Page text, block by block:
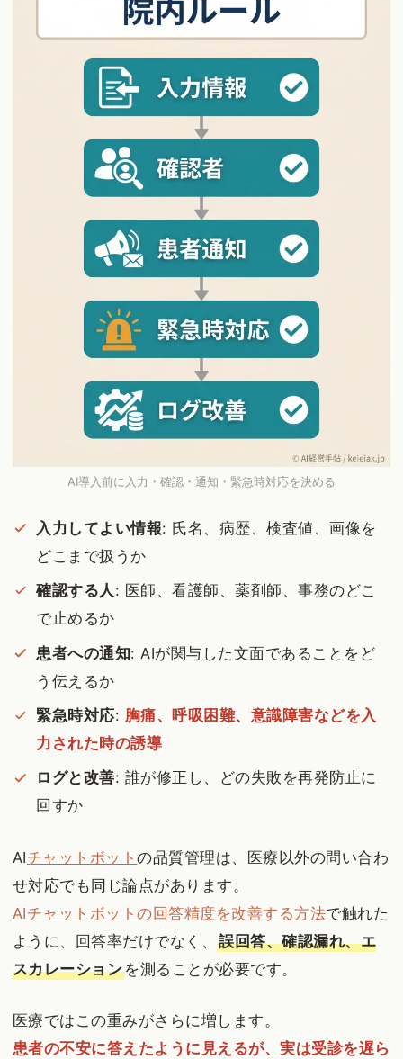
AI導入前に入力・確認・通知・緊急時対応を決める
入力してよい情報: 氏名、病歴、検査値、画像を
どこまで扱うか
確認する人: 医師、看護師、薬剤師、事務のどこ
で止めるか
患者への通知: AIが関与した文面であることをど
う伝えるか
緊急時対応: 胸痛、呼吸困難、意識障害などを入
力された時の誘導
ログと改善: 誰が修正し、どの失敗を再発防止に
回すか
AIチャットボットの品質管理は、医療以外の問い合わ
せ対応でも同じ論点があります。
AIチャットボットの回答精度を改善する方法で触れた
ように、回答率だけでなく、誤回答、確認漏れ、エ
スカレーションを測ることが必要です。
医療ではこの重みがさらに増します。
患者の不安に答えたように見えるが、実は受診を遅ら